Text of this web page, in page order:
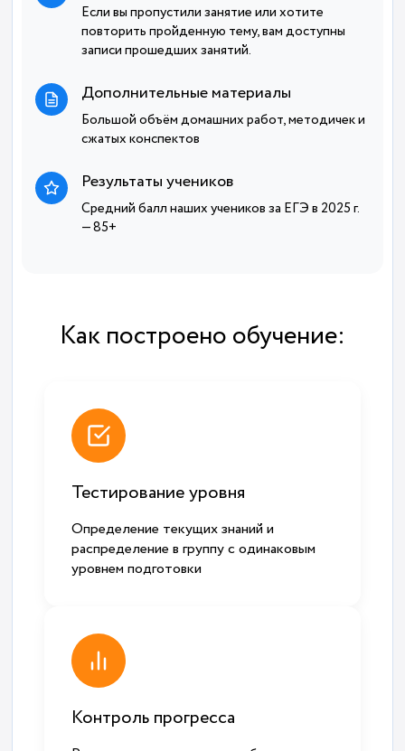
Если вы пропустили занятие или хотите
повторить пройденную тему, вам доступны
записи прошедших занятий.
Дополнительные материалы
Большой объём домашних работ, методичек и
сжатых конспектов
Результаты учеников
Средний балл наших учеников за ЕГЭ в 2025 г.
— 85+
Как построено обучение:
Тестирование уровня
Определение текущих знаний и
распределение в группу с одинаковым
уровнем подготовки
Контроль прогресса